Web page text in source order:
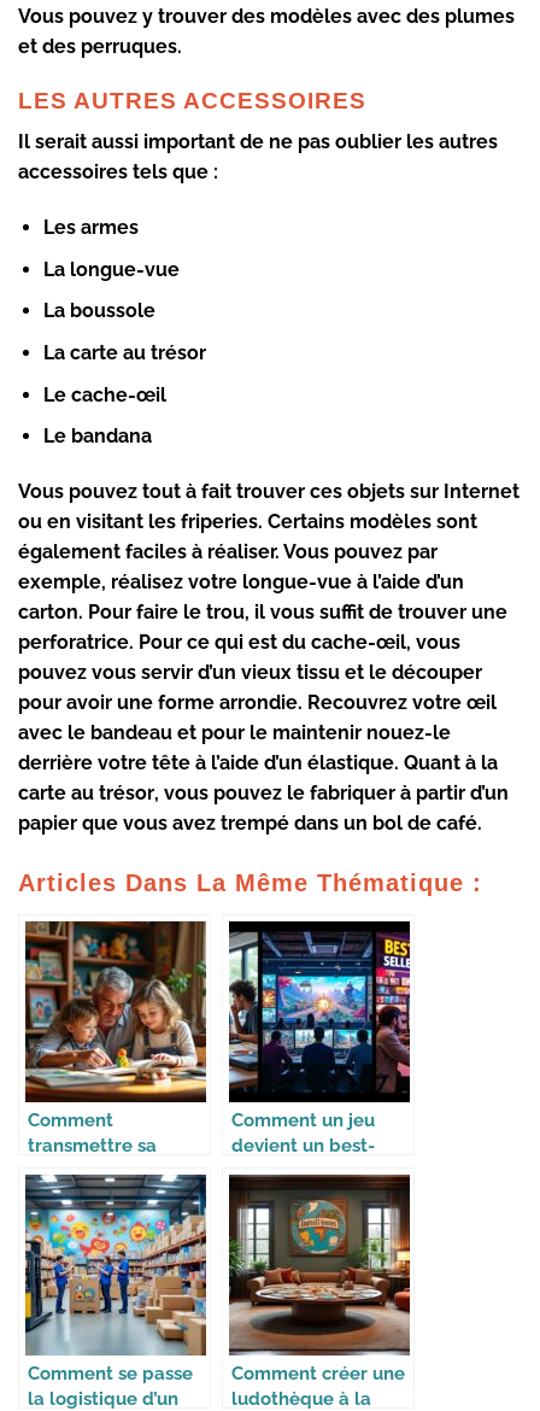
Vous pouvez y trouver des modèles avec des plumes
et des perruques.
LES AUTRES ACCESSOIRES
Il serait aussi important de ne pas oublier les autres
accessoires tels que :
Les armes
La longue-vue
La boussole
La carte au trésor
Le cache-œil
Le bandana
Vous pouvez tout à fait trouver ces objets sur Internet
ou en visitant les friperies. Certains modèles sont
également faciles à réaliser. Vous pouvez par
exemple, réalisez votre longue-vue à l’aide d’un
carton. Pour faire le trou, il vous suffit de trouver une
perforatrice. Pour ce qui est du cache-œil, vous
pouvez vous servir d’un vieux tissu et le découper
pour avoir une forme arrondie. Recouvrez votre œil
avec le bandeau et pour le maintenir nouez-le
derrière votre tête à l’aide d’un élastique. Quant à la
carte au trésor, vous pouvez le fabriquer à partir d’un
papier que vous avez trempé dans un bol de café.
Articles Dans La Même Thématique :
Comment
transmettre sa
collection à ses
enfants
Comment un jeu
devient un best-
seller
Comment se passe
la logistique d’un
Comment créer une
ludothèque à la